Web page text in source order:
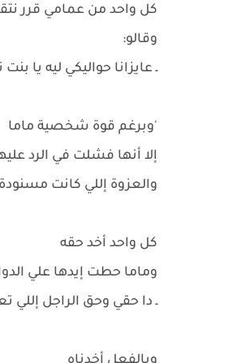
كل واحد من عمامي قرر
وقالو:
ـ عايزانا حواليكي ليه يا
'وبرغم قوة شخصية ماما
إلا أنها فشلت في الرد
والعزوة إللي كانت
كل واحد أخد حقه
وماما حطت إيدها علي
ـ دا حقي وحق الراجل إللي